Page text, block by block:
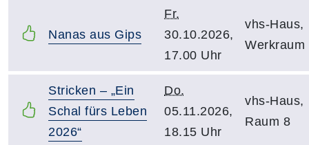
Nanas aus Gips
Fr.
30.10.2026,
17.00 Uhr
vhs-Haus,
Werkraum
Stricken – „Ein
Schal fürs Leben
2026“
Do.
05.11.2026,
18.15 Uhr
vhs-Haus,
Raum 8